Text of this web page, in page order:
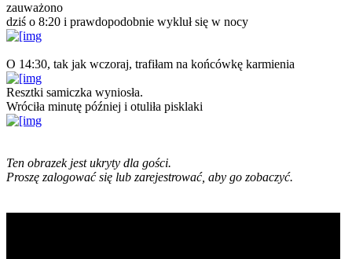
zauważono
dziś o 8:20 i prawdopodobnie wykluł się w nocy
O 14:30, tak jak wczoraj, trafiłam na końcówkę karmienia
Resztki samiczka wyniosła.
Wróciła minutę później i otuliła pisklaki
Ten obrazek jest ukryty dla gości.
Proszę zalogować się lub zarejestrować, aby go zobaczyć.